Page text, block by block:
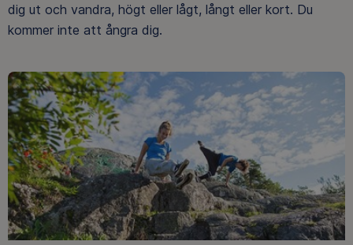
dig ut och vandra, högt eller lågt, långt eller kort. Du
kommer inte att ångra dig.